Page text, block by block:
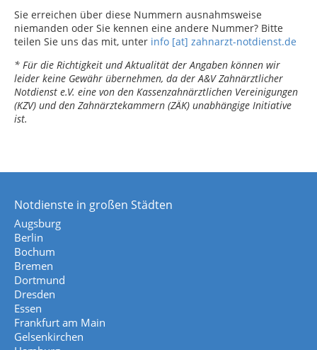
Sie erreichen über diese Nummern ausnahmsweise
niemanden oder Sie kennen eine andere Nummer? Bitte
teilen Sie uns das mit, unter info [at] zahnarzt-notdienst.de
* Für die Richtigkeit und Aktualität der Angaben können wir
leider keine Gewähr übernehmen, da der A&V Zahnärztlicher
Notdienst e.V. eine von den Kassenzahnärztlichen Vereinigungen
(KZV) und den Zahnärztekammern (ZÄK) unabhängige Initiative
ist.
Notdienste in großen Städten
Augsburg
Berlin
Bochum
Bremen
Dortmund
Dresden
Essen
Frankfurt am Main
Gelsenkirchen